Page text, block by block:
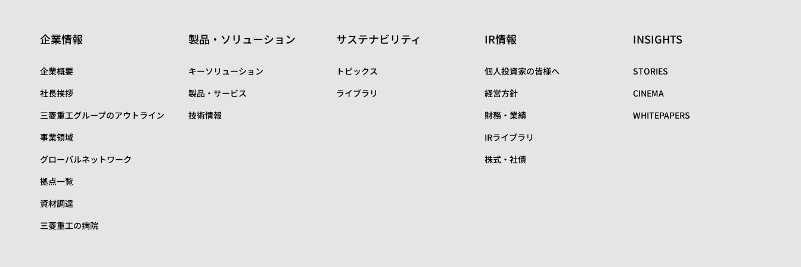
企業情報
企業概要
社長挨拶
三菱重工グループのアウトライン
事業領域
グローバルネットワーク
拠点一覧
資材調達
三菱重工の病院
製品・ソリューション
キーソリューション
製品・サービス
技術情報
サステナビリティ
トピックス
ライブラリ
IR情報
個人投資家の皆様へ
経営方針
財務・業績
IRライブラリ
株式・社債
INSIGHTS
STORIES
CINEMA
WHITEPAPERS